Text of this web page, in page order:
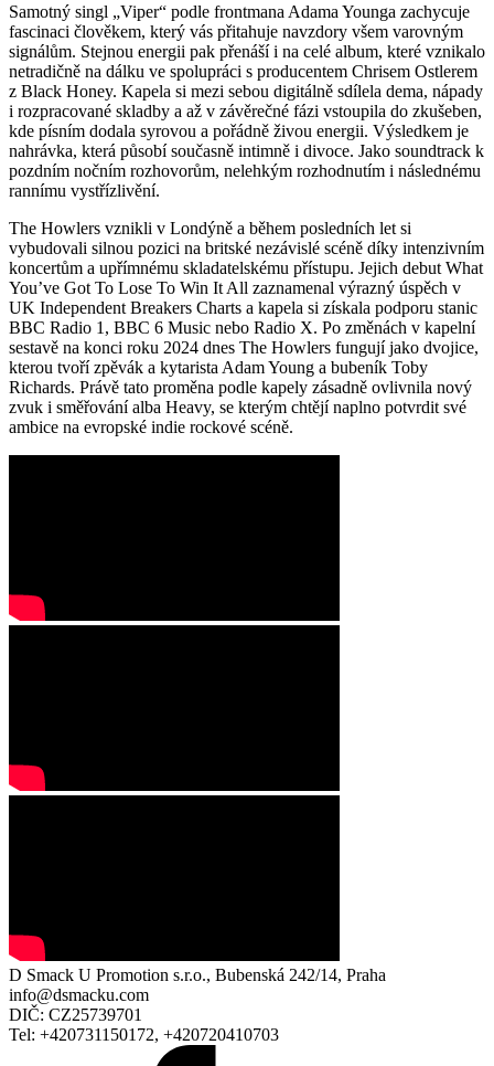
Samotný singl „Viper“ podle frontmana Adama Younga zachycuje
fascinaci člověkem, který vás přitahuje navzdory všem varovným
signálům. Stejnou energii pak přenáší i na celé album, které vznikalo
netradičně na dálku ve spolupráci s producentem Chrisem Ostlerem
z Black Honey. Kapela si mezi sebou digitálně sdílela dema, nápady
i rozpracované skladby a až v závěrečné fázi vstoupila do zkušeben,
kde písním dodala syrovou a pořádně živou energii. Výsledkem je
nahrávka, která působí současně intimně i divoce. Jako soundtrack k
pozdním nočním rozhovorům, nelehkým rozhodnutím i následnému
rannímu vystřízlivění.
The Howlers vznikli v Londýně a během posledních let si
vybudovali silnou pozici na britské nezávislé scéně díky intenzivním
koncertům a upřímnému skladatelskému přístupu. Jejich debut What
You’ve Got To Lose To Win It All zaznamenal výrazný úspěch v
UK Independent Breakers Charts a kapela si získala podporu stanic
BBC Radio 1, BBC 6 Music nebo Radio X. Po změnách v kapelní
sestavě na konci roku 2024 dnes The Howlers fungují jako dvojice,
kterou tvoří zpěvák a kytarista Adam Young a bubeník Toby
Richards. Právě tato proměna podle kapely zásadně ovlivnila nový
zvuk i směřování alba Heavy, se kterým chtějí naplno potvrdit své
ambice na evropské indie rockové scéně.
D Smack U Promotion s.r.o., Bubenská 242/14, Praha
info@dsmacku.com
DIČ: CZ25739701
Tel: +420731150172, +420720410703